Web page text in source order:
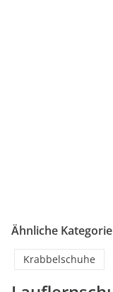
Ähnliche
Krabbelschuhe